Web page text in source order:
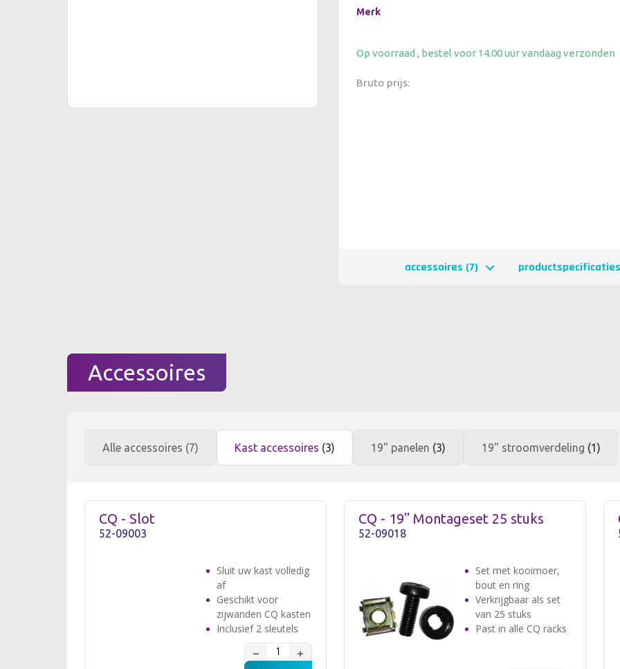
Merk
Op voorraad , bestel voor 14.00 uur vandaag verzonden
Bruto prijs:
accessoires (7) productspecificaties
Accessoires
Alle accessoires (7) Kast accessoires (3) 19" panelen (3) 19" stroomverdeling (1)
CQ - Slot
52-09003
Sluit uw kast volledig
af
Geschikt voor
zijwanden CQ kasten
Inclusief 2 sleutels
CQ - 19" Montageset 25 stuks
52-09018
Set met kooimoer,
bout en ring
Verkrijgbaar als set
van 25 stuks
Past in alle CQ racks